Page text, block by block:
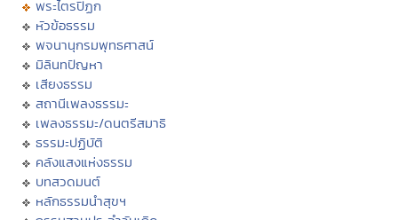
พระไตรปิฏก
หัวข้อธรรม
พจนานุกรมพุทธศาสน์
มิลินทปัญหา
เสียงธรรม
สถานีเพลงธรรมะ
เพลงธรรมะ/ดนตรีสมาธิ
ธรรมะปฏิบัติ
คลังแสงแห่งธรรม
บทสวดมนต์
หลักธรรมนำสุขฯ